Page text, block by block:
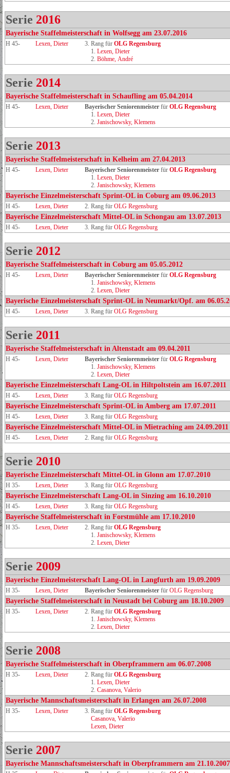
Serie 2016
Bayerische Staffelmeisterschaft in Wolfsegg am 23.07.2016
H 45- Lexen, Dieter 3. Rang für OLG Regensburg
1. Lexen, Dieter
2. Böhme, André
Serie 2014
Bayerische Staffelmeisterschaft in Schaufling am 05.04.2014
H 45- Lexen, Dieter Bayerischer Seniorenmeister für OLG Regensburg
1. Lexen, Dieter
2. Janischowsky, Klemens
Serie 2013
Bayerische Staffelmeisterschaft in Kelheim am 27.04.2013
H 45- Lexen, Dieter Bayerischer Seniorenmeister für OLG Regensburg
1. Lexen, Dieter
2. Janischowsky, Klemens
Bayerische Einzelmeisterschaft Sprint-OL in Coburg am 09.06.2013
H 45- Lexen, Dieter 2. Rang für OLG Regensburg
Bayerische Einzelmeisterschaft Mittel-OL in Schongau am 13.07.2013
H 45- Lexen, Dieter 3. Rang für OLG Regensburg
Serie 2012
Bayerische Staffelmeisterschaft in Coburg am 05.05.2012
H 45- Lexen, Dieter Bayerischer Seniorenmeister für OLG Regensburg
1. Janischowsky, Klemens
2. Lexen, Dieter
Bayerische Einzelmeisterschaft Sprint-OL in Neumarkt/Opf. am
H 45- Lexen, Dieter 3. Rang für OLG Regensburg
Serie 2011
Bayerische Staffelmeisterschaft in Altenstadt am 09.04.2011
H 45- Lexen, Dieter Bayerischer Seniorenmeister für OLG Regensburg
1. Janischowsky, Klemens
2. Lexen, Dieter
Bayerische Einzelmeisterschaft Lang-OL in Hiltpoltstein am 16.07.2011
H 45- Lexen, Dieter 3. Rang für OLG Regensburg
Bayerische Einzelmeisterschaft Sprint-OL in Amberg am 17.07.2011
H 45- Lexen, Dieter 3. Rang für OLG Regensburg
Bayerische Einzelmeisterschaft Mittel-OL in Mietraching am 24.09.2011
H 45- Lexen, Dieter 2. Rang für OLG Regensburg
Serie 2010
Bayerische Einzelmeisterschaft Mittel-OL in Glonn am 17.07.2010
H 35- Lexen, Dieter 3. Rang für OLG Regensburg
Bayerische Einzelmeisterschaft Lang-OL in Sinzing am 16.10.2010
H 45- Lexen, Dieter 3. Rang für OLG Regensburg
Bayerische Staffelmeisterschaft in Forstmühle am 17.10.2010
H 35- Lexen, Dieter 2. Rang für OLG Regensburg
1. Janischowsky, Klemens
2. Lexen, Dieter
Serie 2009
Bayerische Einzelmeisterschaft Lang-OL in Langfurth am 19.09.2009
H 35- Lexen, Dieter Bayerischer Seniorenmeister für OLG Regensburg
Bayerische Staffelmeisterschaft in Neustadt bei Coburg am 18.10.2009
H 35- Lexen, Dieter 2. Rang für OLG Regensburg
1. Janischowsky, Klemens
2. Lexen, Dieter
Serie 2008
Bayerische Staffelmeisterschaft in Oberpframmern am 06.07.2008
H 35- Lexen, Dieter 2. Rang für OLG Regensburg
1. Lexen, Dieter
2. Casanova, Valerio
Bayerische Mannschaftsmeisterschaft in Erlangen am 26.07.2008
H 35- Lexen, Dieter 3. Rang für OLG Regensburg
Casanova, Valerio
Lexen, Dieter
Serie 2007
Bayerische Mannschaftsmeisterschaft in Oberpframmern am 21.10.2007